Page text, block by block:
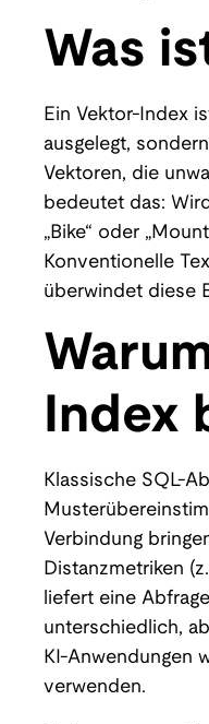
Was
Ein Vektor-Index
ausgelegt,
Vektoren, die
bedeutet das:
„Bike“ oder
Konventionelle
überwindet diese
Index
Klassische SQL-
Verbindung
Distanzmetriken
liefert eine
unterschiedlich,
KI-Anwendungen
verwenden.